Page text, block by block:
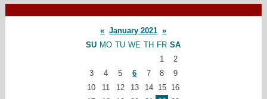
« January 2021 »
SU MO TU WE TH FR SA
1
2
3
4 5 6 7 8
9
10
11 12 13 14 15
16